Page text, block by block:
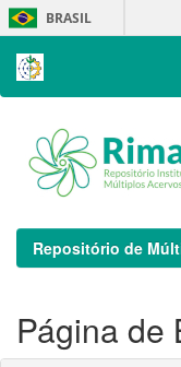
Skip
navigation
BRASIL
Repositório de
Página de